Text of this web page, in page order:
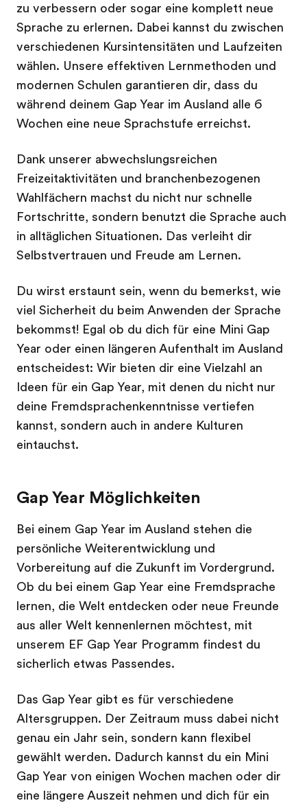
zu verbessern oder sogar eine komplett neue
Sprache zu erlernen. Dabei kannst du zwischen
verschiedenen Kursintensitäten und Laufzeiten
wählen. Unsere effektiven Lernmethoden und
modernen Schulen garantieren dir, dass du
während deinem Gap Year im Ausland alle 6
Wochen eine neue Sprachstufe erreichst.
Dank unserer abwechslungsreichen
Freizeitaktivitäten und branchenbezogenen
Wahlfächern machst du nicht nur schnelle
Fortschritte, sondern benutzt die Sprache auch
in alltäglichen Situationen. Das verleiht dir
Selbstvertrauen und Freude am Lernen.
Du wirst erstaunt sein, wenn du bemerkst, wie
viel Sicherheit du beim Anwenden der Sprache
bekommst! Egal ob du dich für eine Mini Gap
Year oder einen längeren Aufenthalt im Ausland
entscheidest: Wir bieten dir eine Vielzahl an
Ideen für ein Gap Year, mit denen du nicht nur
deine Fremdsprachenkenntnisse vertiefen
kannst, sondern auch in andere Kulturen
eintauchst.
Gap Year Möglichkeiten
Bei einem Gap Year im Ausland stehen die
persönliche Weiterentwicklung und
Vorbereitung auf die Zukunft im Vordergrund.
Ob du bei einem Gap Year eine Fremdsprache
lernen, die Welt entdecken oder neue Freunde
aus aller Welt kennenlernen möchtest, mit
unserem EF Gap Year Programm findest du
sicherlich etwas Passendes.
Das Gap Year gibt es für verschiedene
Altersgruppen. Der Zeitraum muss dabei nicht
genau ein Jahr sein, sondern kann flexibel
gewählt werden. Dadurch kannst du ein Mini
Gap Year von einigen Wochen machen oder dir
eine längere Auszeit nehmen und dich für ein